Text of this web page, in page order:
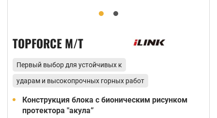
TOPFORCE M/T
Первый выбор для устойчивых к
ударам и высокопрочных горных работ
Конструкция блока с бионическим рисунком
протектора "акула”